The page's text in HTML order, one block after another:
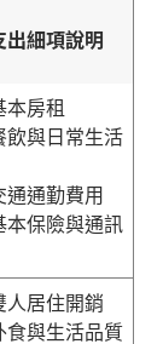
出細項說明
本房租
飲與日常生活
通通勤費用
本保險與通訊
人居住開銷
食與生活品質